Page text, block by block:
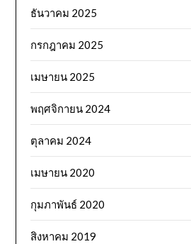
ธันวาคม 2025
กรกฎาคม 2025
เมษายน 2025
พฤศจิกายน 2024
ตุลาคม 2024
เมษายน 2020
กุมภาพันธ์ 2020
สิงหาคม 2019